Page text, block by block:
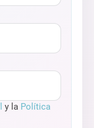
y la Política